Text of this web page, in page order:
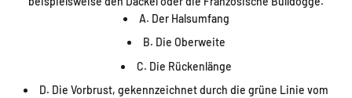
A. Der Halsumfang
B. Die Oberweite
C. Die Rückenlänge
D. Die Vorbrust, gekennzeichnet durch die grüne Linie vom